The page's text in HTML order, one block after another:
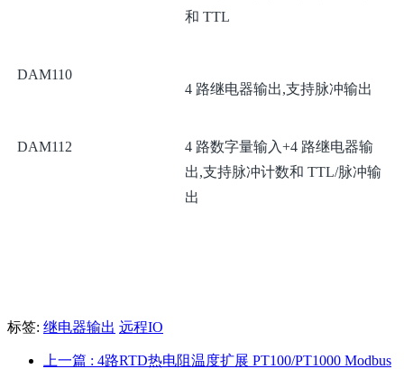
和 TTL
DAM110
4 路继电器输出,支持脉冲输出
DAM112
4 路数字量输入+4 路继电器输
出,支持脉冲计数和 TTL/脉冲输
出
标签: 继电器输出 远程IO
上一篇 : 4路RTD热电阻温度扩展 PT100/PT1000 Modbus